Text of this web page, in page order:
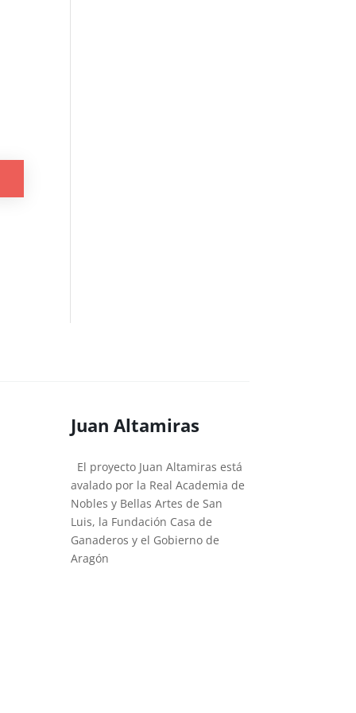
Juan Altamiras
El proyecto Juan Altamiras está
avalado por la Real Academia de
Nobles y Bellas Artes de San
Luis, la Fundación Casa de
Ganaderos y el Gobierno de
Aragón